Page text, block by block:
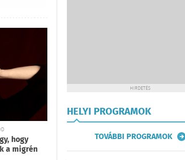
hogy
a migrén
HIRDETÉS
HELYI PROGRAMOK
TOVÁBBI PROGRAMOK